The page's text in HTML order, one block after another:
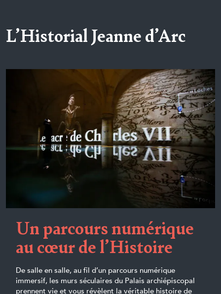
L’Historial Jeanne d’Arc
Un parcours numérique
au cœur de l’Histoire
De salle en salle, au fil d’un parcours numérique
immersif, les murs séculaires du Palais archiépiscopal
prennent vie et vous révèlent la véritable histoire de